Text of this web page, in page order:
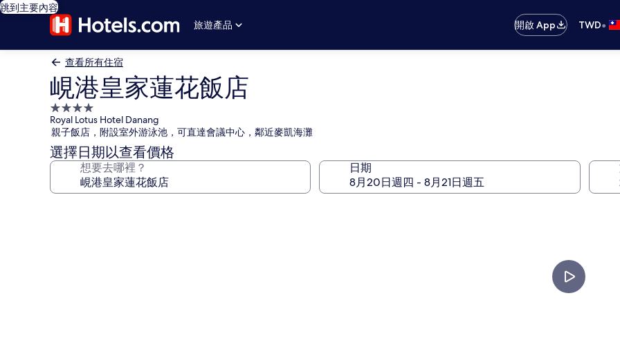
跳到主要內容
旅遊產品
開啟 App TWD•
查看所有住宿
峴港皇家蓮花飯店
4.0
星
級
住
宿
Royal Lotus Hotel Danang
親子飯店，附設室外游泳池，可直達會議中心，鄰近麥凱海灘
選擇日期以查看價格
想要去哪裡？ 日期